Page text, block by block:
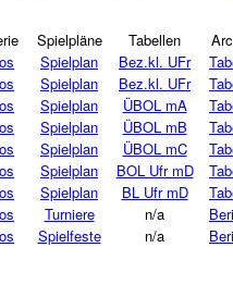
Spielpläne Tabellen
Spielplan Bez.kl. UFr
Spielplan Bez.kl. UFr
Spielplan ÜBOL mA
Spielplan ÜBOL mB
Spielplan ÜBOL mC
Spielplan BOL Ufr mD
Spielplan BL Ufr mD
Turniere n/a
Spielfeste n/a